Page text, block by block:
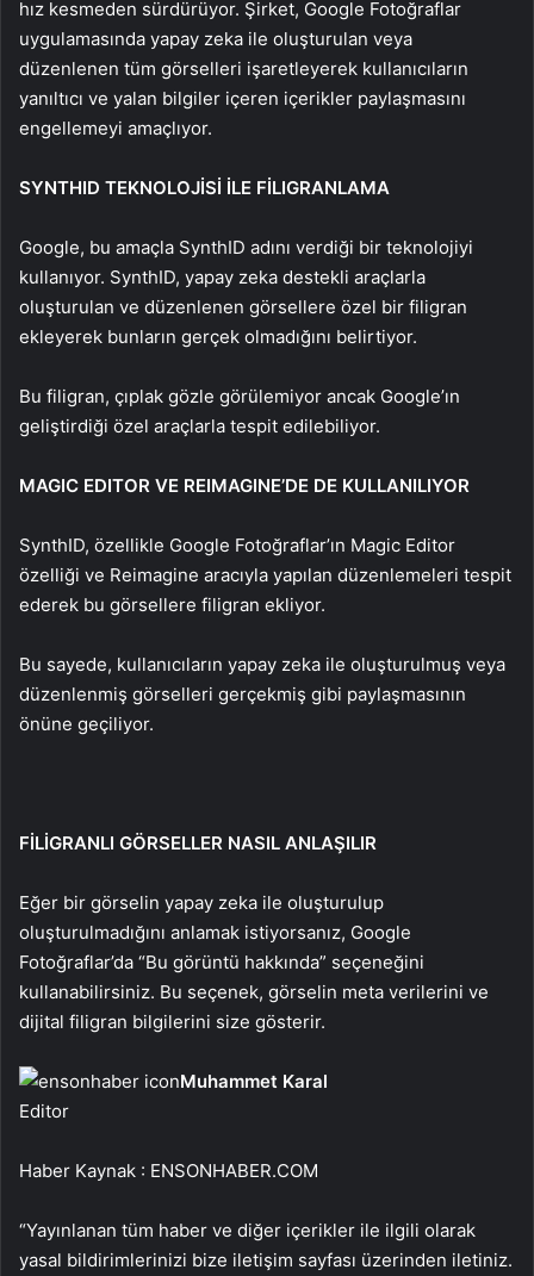
hız kesmeden sürdürüyor. Şirket, Google Fotoğraflar
uygulamasında yapay zeka ile oluşturulan veya
düzenlenen tüm görselleri işaretleyerek kullanıcıların
yanıltıcı ve yalan bilgiler içeren içerikler paylaşmasını
engellemeyi amaçlıyor.
SYNTHID TEKNOLOJİSİ İLE FİLIGRANLAMA
Google, bu amaçla SynthID adını verdiği bir teknolojiyi
kullanıyor. SynthID, yapay zeka destekli araçlarla
oluşturulan ve düzenlenen görsellere özel bir filigran
ekleyerek bunların gerçek olmadığını belirtiyor.
Bu filigran, çıplak gözle görülemiyor ancak Google’ın
geliştirdiği özel araçlarla tespit edilebiliyor.
MAGIC EDITOR VE REIMAGINE’DE DE KULLANILIYOR
SynthID, özellikle Google Fotoğraflar’ın Magic Editor
özelliği ve Reimagine aracıyla yapılan düzenlemeleri tespit
ederek bu görsellere filigran ekliyor.
Bu sayede, kullanıcıların yapay zeka ile oluşturulmuş veya
düzenlenmiş görselleri gerçekmiş gibi paylaşmasının
önüne geçiliyor.
FİLİGRANLI GÖRSELLER NASIL ANLAŞILIR
Eğer bir görselin yapay zeka ile oluşturulup
oluşturulmadığını anlamak istiyorsanız, Google
Fotoğraflar’da “Bu görüntü hakkında” seçeneğini
kullanabilirsiniz. Bu seçenek, görselin meta verilerini ve
dijital filigran bilgilerini size gösterir.
Muhammet Karal
Editor
Haber Kaynak : ENSONHABER.COM
“Yayınlanan tüm haber ve diğer içerikler ile ilgili olarak
yasal bildirimlerinizi bize iletişim sayfası üzerinden iletiniz.